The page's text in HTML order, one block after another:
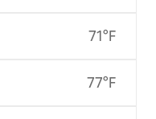
71°F
77°F